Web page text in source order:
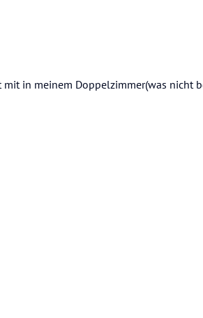
in meinem Doppelzimmer(was nicht